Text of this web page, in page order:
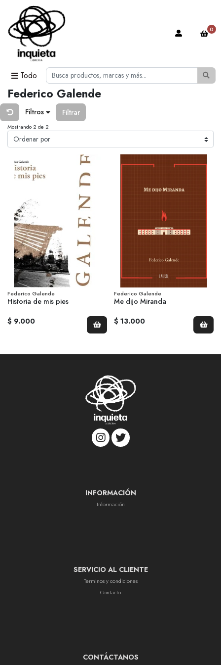
Todo
0
Federico Galende
Filtros Filtrar
Mostrando 2 de 2
Federico Galende
Historia de mis pies
$ 9.000
Federico Galende
Me dijo Miranda
$ 13.000
INFORMACIÓN
Información
SERVICIO AL CLIENTE
Terminos y condiciones
Contacto
CONTÁCTANOS